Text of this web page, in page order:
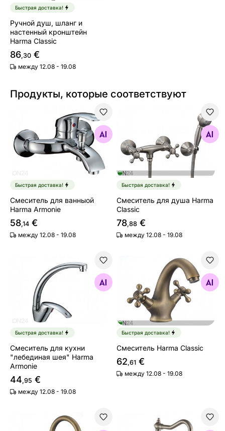
Быстрая доставка!
Ручной душ, шланг и
настенный кронштейн
Harma Classic
86,30 €
между 12.08 - 19.08
Продукты, которые соответствуют
Смеситель для ванныой Harma Armonie
Найдите похожие
Быстрая доставка!
Смеситель для ванныой
Harma Armonie
58,14 €
между 12.08 - 19.08
Смеситель для душа
Найдите похожие
Быстрая доставка!
Смеситель для душа Harma
Classic
78,88 €
между 12.08 - 19.08
Cмеситель для кухни "лебединая шея" Harma Armonie
Найдите похожие
Быстрая доставка!
Cмеситель для кухни
"лебединая шея" Harma
Armonie
44,95 €
между 12.08 - 19.08
Смеситель Harma Classic
Найдите похожие
Быстрая доставка!
Смеситель Harma Classic
62,61 €
между 12.08 - 19.08
Смеситель в кухню Harma ClassicСмеситель в кухню Harma